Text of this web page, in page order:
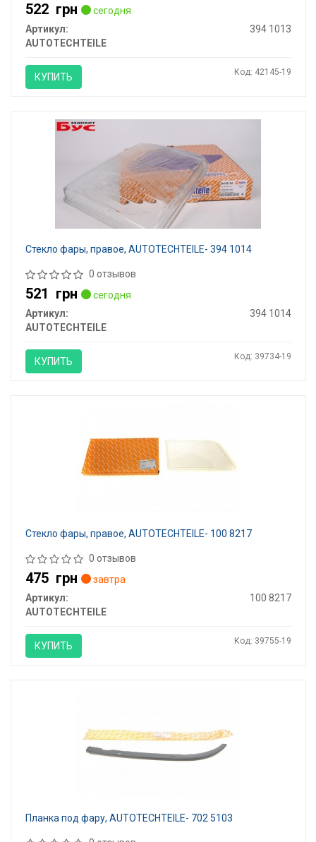
522 грн
сегодня
Артикул:
394 1013
AUTOTECHTEILE
КУПИТЬ Код: 42145-19
Стекло фары, правое, AUTOTECHTEILE- 394 1014
0 отзывов
521 грн
сегодня
Артикул:
394 1014
AUTOTECHTEILE
КУПИТЬ Код: 39734-19
Стекло фары, правое, AUTOTECHTEILE- 100 8217
0 отзывов
475 грн
завтра
Артикул:
100 8217
AUTOTECHTEILE
КУПИТЬ Код: 39755-19
Планка под фару, AUTOTECHTEILE- 702 5103